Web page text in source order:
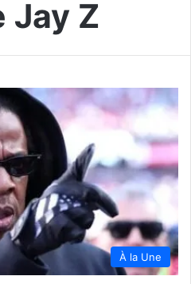
Jay Z
À la Une